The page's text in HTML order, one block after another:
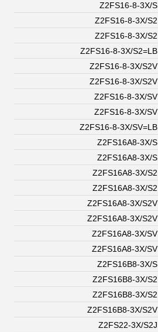
Z2FS16-8-3X/S
Z2FS16-8-3X/S2
Z2FS16-8-3X/S2
Z2FS16-8-3X/S2=LB
Z2FS16-8-3X/S2V
Z2FS16-8-3X/S2V
Z2FS16-8-3X/SV
Z2FS16-8-3X/SV
Z2FS16-8-3X/SV=LB
Z2FS16A8-3X/S
Z2FS16A8-3X/S
Z2FS16A8-3X/S2
Z2FS16A8-3X/S2
Z2FS16A8-3X/S2V
Z2FS16A8-3X/S2V
Z2FS16A8-3X/SV
Z2FS16A8-3X/SV
Z2FS16B8-3X/S
Z2FS16B8-3X/S2
Z2FS16B8-3X/S2
Z2FS16B8-3X/S2V
Z2FS22-3X/S2J